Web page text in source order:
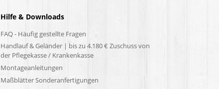
Hilfe & Downloads
FAQ - Häufig gestellte Fragen
Handlauf & Geländer | bis zu 4.180 € Zuschuss von
der Pflegekasse / Krankenkasse
Montageanleitungen
Maßblätter Sonderanfertigungen